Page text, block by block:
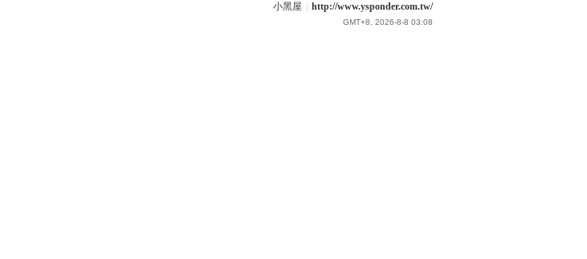
小黑屋 http://www.ysponder.com.tw/
GMT+8, 2026-8-8 03:08